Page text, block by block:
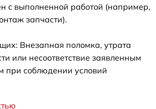
с выполненной работой (например,
запчасти).
Внезапная поломка, утрата
или несоответствие заявленным
при соблюдении условий